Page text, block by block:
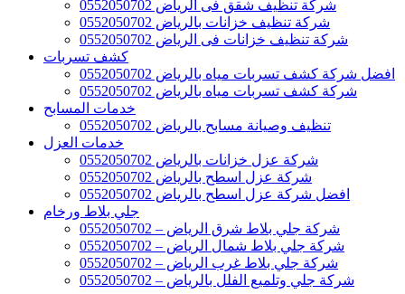
شركة تنظيف شقق فى الرياض 0552050702
شركة تنظيف خزانات بالرياض 0552050702
شركة تنظيف خزانات فى الرياض 0552050702
كشف تسربات
افضل شركة كشف تسربات مياه بالرياض 0552050702
شركة كشف تسربات مياه بالرياض 0552050702
خدمات المسابح
تنظيف وصيانة مسابح بالرياض 0552050702
خدمات العزل
شركة عزل خزانات بالرياض 0552050702
شركة عزل اسطح بالرياض 0552050702
افضل شركة عزل اسطح بالرياض 0552050702
جلي بلاط ورخام
شركة جلي بلاط شرق الرياض – 0552050702
شركة جلي بلاط شمال الرياض – 0552050702
شركة جلي بلاط غرب الرياض – 0552050702
شركة جلي وتلميع الفلل بالرياض – 0552050702